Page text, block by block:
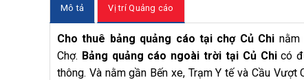
Mô tả Vị trí Quảng cáo
Cho thuê bảng quảng cáo tại chợ Củ Chi nằm
Chợ. Bảng quảng cáo ngoài trời tại Củ Chicó
thông. Và nằm gần Bến xe, Trạm Y tế và Cầu